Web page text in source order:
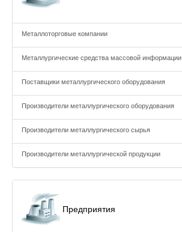
Металлоторговые компании
Металлургические средства массовой информации
Поставщики металлургического оборудования
Производители металлургического оборудования
Производители металлургического сырья
Производители металлургической продукции
Предприятия